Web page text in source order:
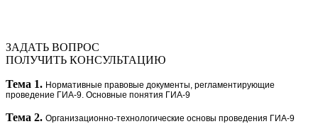
ЗАДАТЬ ВОПРОС
ПОЛУЧИТЬ КОНСУЛЬТАЦИЮ
Тема 1. Нормативные правовые документы, регламентирующие
проведение ГИА-9. Основные понятия ГИА-9
Тема 2. Организационно-технологические основы проведения ГИА-9